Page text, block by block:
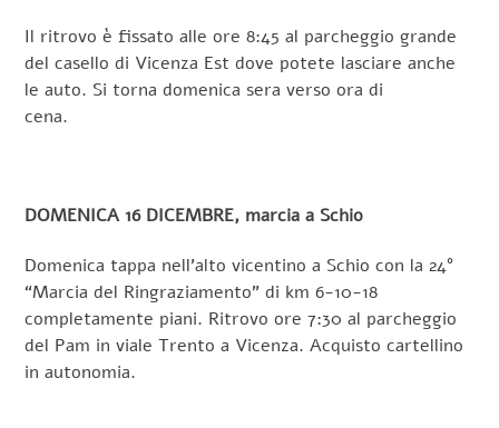
Il ritrovo è fissato alle ore 8:45 al parcheggio grande
del casello di Vicenza Est dove potete lasciare anche
le auto. Si torna domenica sera verso ora di
cena.
DOMENICA 16 DICEMBRE, marcia a Schio
Domenica tappa nell’alto vicentino a Schio con la 24°
“Marcia del Ringraziamento” di km 6-10-18
completamente piani. Ritrovo ore 7:30 al parcheggio
del Pam in viale Trento a Vicenza. Acquisto cartellino
in autonomia.